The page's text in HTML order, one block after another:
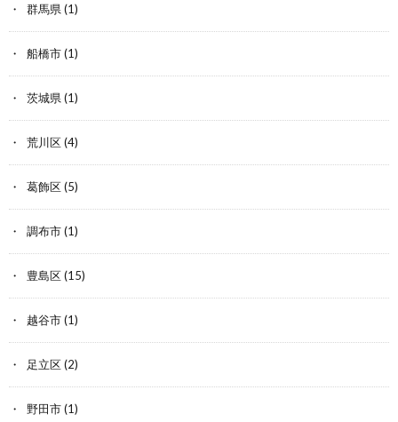
群馬県(1)
船橋市(1)
茨城県(1)
荒川区(4)
葛飾区(5)
調布市(1)
豊島区(15)
越谷市(1)
足立区(2)
野田市(1)